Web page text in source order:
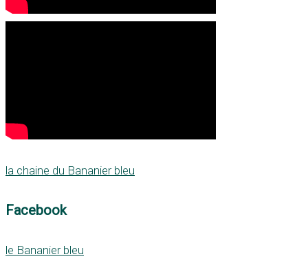
la chaine du Bananier bleu
Facebook
le Bananier bleu